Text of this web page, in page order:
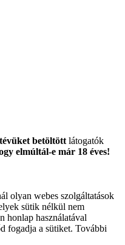
betöltött látogatók
elmúltál-e már 18 éves!
olyan webes szolgáltatások
sütik nélkül nem
honlap használatával
fogadja a sütiket. További